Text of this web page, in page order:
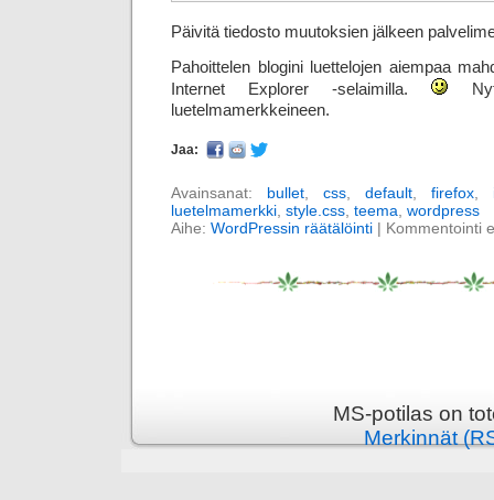
Päivitä tiedosto muutoksien jälkeen
Pahoittelen blogini luettelojen aiempaa
Internet Explorer -selaimilla.
luetelmamerkkeineen.
Jaa:
Avainsanat: bullet css default firefox
luetelmamerkki style.css teema wordpress
Aihe: WordPressin räätälöinti | Kommentointi
MS-potilas on
Merkinnät